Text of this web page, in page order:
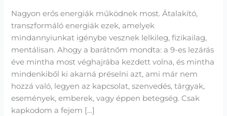
Nagyon erős energiák működnek most. Átalakító,
transzformáló energiák ezek, amelyek
mindannyiunkat igénybe vesznek lelkileg, fizikailag,
mentálisan. Ahogy a barátnőm mondta: a 9-es lezárás
éve mintha most véghajrába kezdett volna, és mintha
mindenkiből ki akarná préselni azt, ami már nem
hozzá való, legyen az kapcsolat, szenvedés, tárgyak,
események, emberek, vagy éppen betegség. Csak
kapkodom a fejem […]